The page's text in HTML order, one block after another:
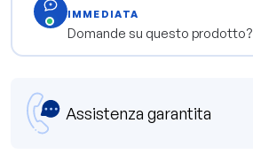
IMMEDIATA
Domande su questo prodotto?
Assistenza garantita